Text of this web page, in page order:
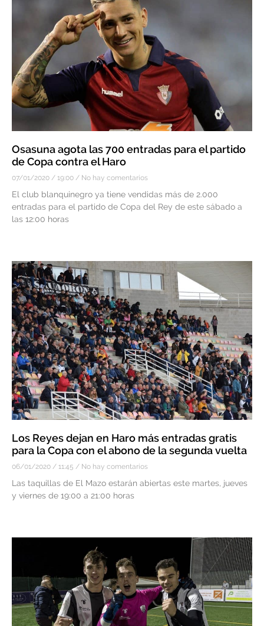
Osasuna agota las 700 entradas para el partido
de Copa contra el Haro
07/01/2020 19:00 No hay comentarios
El club blanquinegro ya tiene vendidas más de 2.000
entradas para el partido de Copa del Rey de este sábado a
las 12:00 horas
Los Reyes dejan en Haro más entradas gratis
para la Copa con el abono de la segunda vuelta
06/01/2020 11:45 No hay comentarios
Las taquillas de El Mazo estarán abiertas este martes, jueves
y viernes de 19:00 a 21:00 horas